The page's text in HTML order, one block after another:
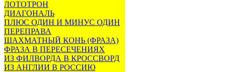
ЛОТОТРОН
ДИАГОНАЛЬ
ПЛЮС ОДИН И МИНУС ОДИН
ПЕРЕПРАВА
ШАХМАТНЫЙ КОНЬ (ФРАЗА)
ФРАЗА В ПЕРЕСЕЧЕНИЯХ
ИЗ ФИЛВОРДА В КРОССВОРД
ИЗ АНГЛИИ В РОССИЮ